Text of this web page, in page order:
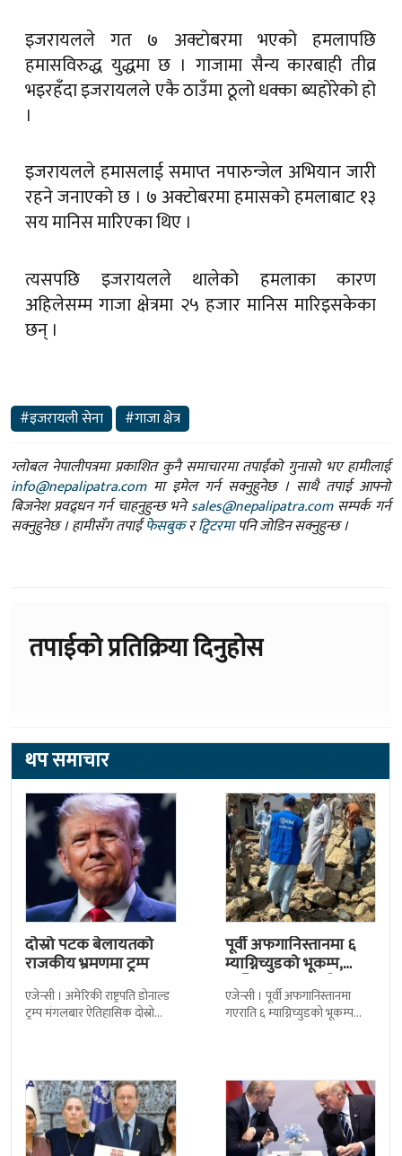
इजरायलले गत ७ अक्टोबरमा भएको हमलापछि
हमासविरुद्ध युद्धमा छ । गाजामा सैन्य कारबाही तीव्र
भइरहँदा इजरायलले एकै ठाउँमा ठूलो धक्का ब्यहोरेको हो
।
इजरायलले हमासलाई समाप्त नपारुन्जेल अभियान जारी
रहने जनाएको छ । ७ अक्टोबरमा हमासको हमलाबाट १३
सय मानिस मारिएका थिए ।
त्यसपछि इजरायलले थालेको हमलाका कारण
अहिलेसम्म गाजा क्षेत्रमा २५ हजार मानिस मारिइसकेका
छन् ।
#इजरायली सेना
#गाजा क्षेत्र
ग्लोबल नेपालीपत्रमा प्रकाशित कुनै समाचारमा तपाईंको गुनासो भए हामीलाई
info@nepalipatra.comमा इमेल गर्न सक्नुहुनेछ । साथै तपाई आफ्नो
बिजनेश प्रवद्र्धन गर्न चाहनुहुन्छ भनेsales@nepalipatra.comसम्पर्क गर्न
सक्नुहुनेछ । हामीसँग तपाईंफेसबुकरट्विटरमापनि जोडिन सक्नुहुन्छ ।
तपाईको प्रतिक्रिया दिनुहोस
थप समाचार
दोस्रो पटक बेलायतको
राजकीय भ्रमणमा ट्रम्प
एजेन्सी । अमेरिकी राष्ट्रपति डोनाल्ड
ट्रम्प मंगलबार ऐतिहासिक दोस्रो
पूर्वी अफगानिस्तानमा ६
म्याग्निच्युडको भूकम्प,
कम्तिमा २० जनाको ज्यान
गयो
एजेन्सी । पूर्वी अफगानिस्तानमा
गएराति ६ म्याग्निच्युडको भूकम्प